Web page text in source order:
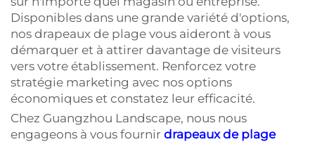
Disponibles dans une grande variété d'options,
nos drapeaux de plage vous aideront à vous
démarquer et à attirer davantage de visiteurs
vers votre établissement. Renforcez votre
stratégie marketing avec nos options
économiques et constatez leur efficacité.
Chez Guangzhou Landscape, nous nous
engageons à vous fournir drapeaux de plage